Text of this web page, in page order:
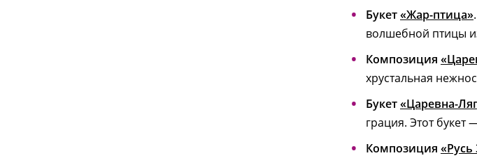
Букет«Жар-птица»
волшебной птицы
Композиция
хрустальная
Букет«Царевна-
грация. Этот букет
Композиция «Русь